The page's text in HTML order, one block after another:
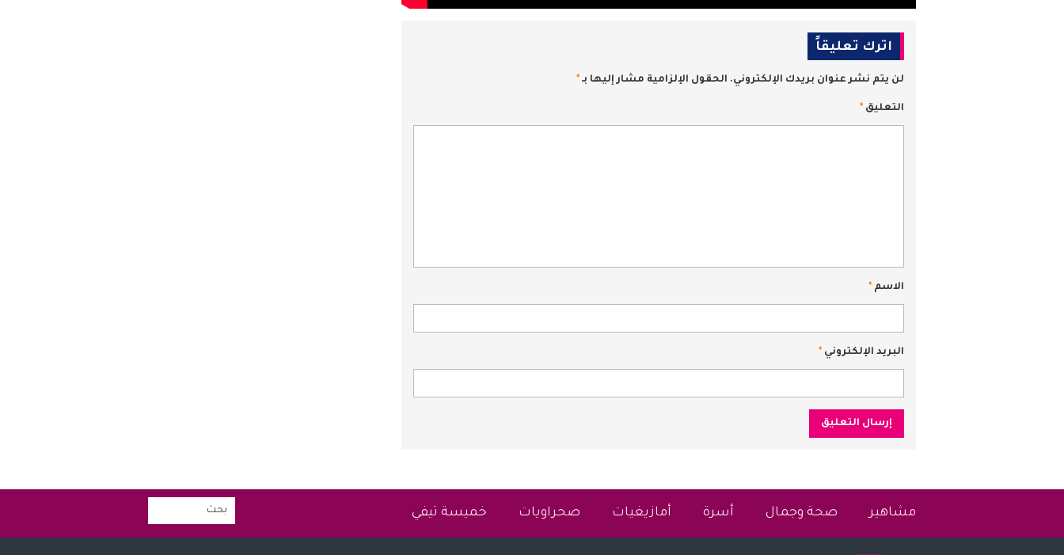
اترك تعليقاً
لن يتم نشر عنوان بريدك الإلكتروني. الحقول الإلزامية مشار إليها بـ*
التعليق*
الاسم*
البريد الإلكتروني*
مشاهير صحة وجمال أسرة أمازيغيات صحراويات خميسة تيفي